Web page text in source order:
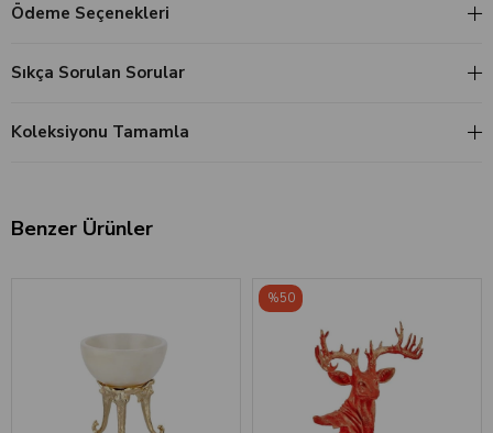
Ödeme Seçenekleri
Sıkça Sorulan Sorular
Koleksiyonu Tamamla
Benzer Ürünler
%50